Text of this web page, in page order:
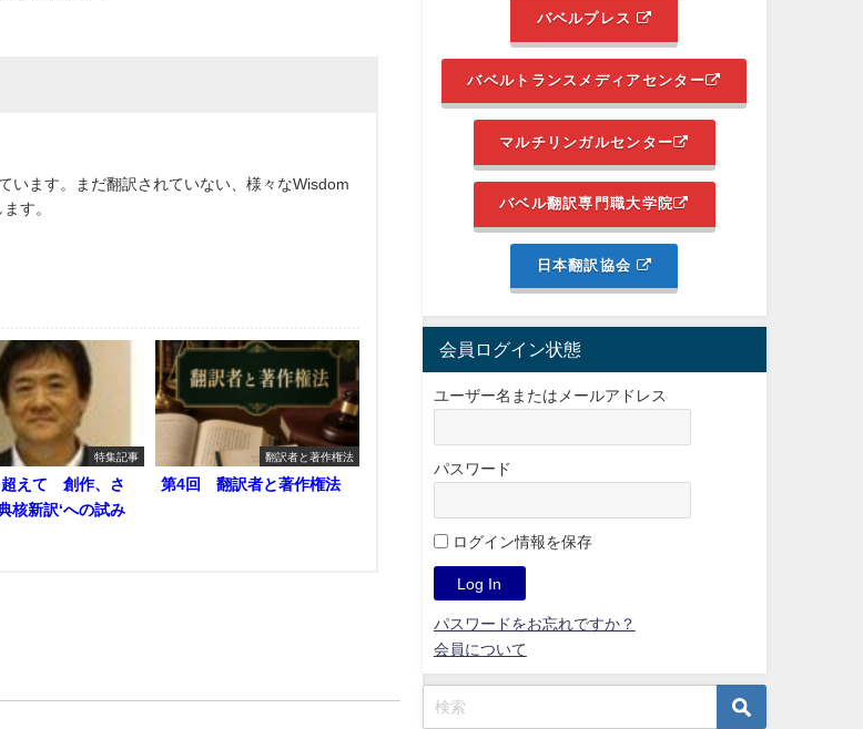
います。まだ翻訳されていない、様々なWisdom
す。
特集記事
超えて 創作、さ
核新訳‘への試み
翻訳者と著作権法
第4回 翻訳者と著作権法
バベルプレス
バベルトランスメディアセンター
マルチリンガルセンター
バベル翻訳専門職大学院
日本翻訳協会
会員ログイン状態
ユーザー名またはメールアドレス
パスワード
ログイン情報を保存
パスワードをお忘れですか？
会員について